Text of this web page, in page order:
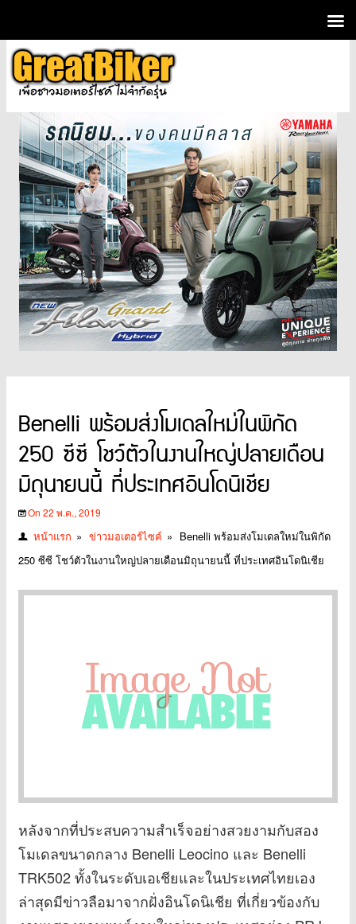
Benelli พร้อมส่งโมเดลใหม่ในพิกัด
250 ซีซี โชว์ตัวในงานใหญ่ปลายเดือน
มิถุนายนนี้ ที่ประเทศอินโดนิเชีย
On 22 พ.ค., 2019
หน้าแรก » ข่าวมอเตอร์ไซค์ » Benelli พร้อมส่งโมเดลใหม่ในพิกัด
250 ซีซี โชว์ตัวในงานใหญ่ปลายเดือนมิถุนายนนี้ ที่ประเทศอินโดนิเชีย
หลังจากที่ประสบความสำเร็จอย่างสวยงามกับสอง
โมเดลขนาดกลาง Benelli Leocino และ Benelli
TRK502 ทั้งในระดับเอเชียและในประเทศไทยเอง
ล่าสุดมีข่าวลือมาจากฝั่งอินโดนิเชีย ที่เกี่ยวข้องกับ